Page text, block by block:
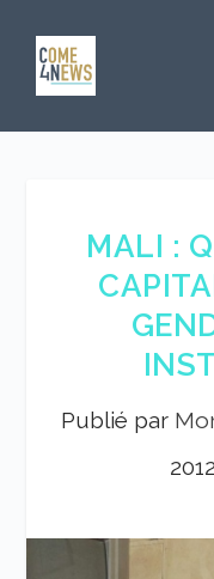
MALI :
Publié par
2012